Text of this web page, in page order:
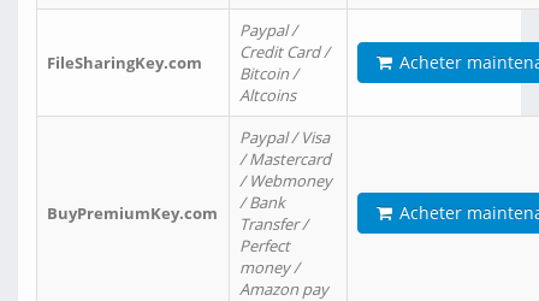
FileSharingKey.com
Paypal /
Credit Card /
Bitcoin /
Altcoins
Acheter
BuyPremiumKey.com
Paypal / Visa
/ Mastercard
/ Webmoney
/ Bank
Transfer /
Perfect
money /
Amazon pay
Acheter